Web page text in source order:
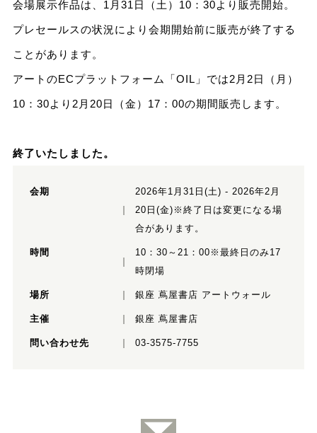
会場展示作品は、1月31日（土）10：30より販売開始。
プレセールスの状況により会期開始前に販売が終了する
ことがあります。
アートのECプラットフォーム「OIL」では2月2日（月）
10：30より2月20日（金）17：00の期間販売します。
終了いたしました。
会期
2026年1月31日(土) - 2026年2月
20日(金)※終了日は変更になる場
合があります。
時間
10：30～21：00※最終日のみ17
時閉場
場所 銀座 蔦屋書店 アートウォール
主催 銀座 蔦屋書店
問い合わせ先 03-3575-7755